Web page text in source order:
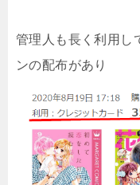
管理人も長く利用し
ンの配布があり